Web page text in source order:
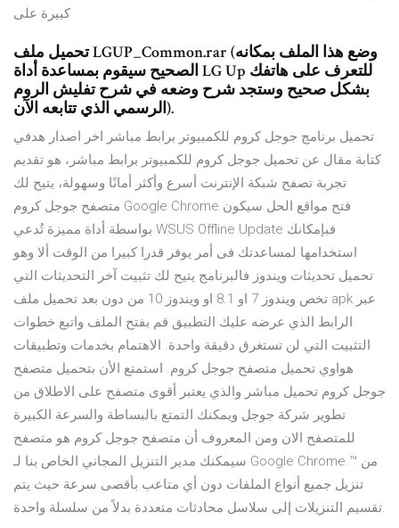
كبيرة على
تحميل ملف LGUP_Common.rar (وضع هذا الملف بمكانه
الصحيح سيقوم بمساعدة أداة LG Up للتعرف على هاتفك
بشكل صحيح وستجد شرح وضعه في شرح تفليش الروم
الرسمي الذي تتابعه الآن).
تحميل برنامج جوجل كروم للكمبيوتر برابط مباشر اخر اصدار هدفي
كتابة مقال عن تحميل جوجل كروم للكمبيوتر برابط مباشر، هو تقديم
تجربة تصفح شبكة الإنترنت أسرع وأكثر أمانًا وسهولة، يتيح لك
متصفح جوجل كروم Google Chrome فتح مواقع الحل سيكون
بواسطة أداة مميزة تُدعي WSUS Offline Update فبإمكانك
استخدامها لمساعدتك فى أمر يوفر قدرا كبيرا من الوقت ألا وهو
تحميل تحديثات ويندوز فالبرنامج يتيح لك تثبيت آخر التحديثات التي
تخص ويندوز 7 او 8.1 او ويندوز 10 من دون بعد تحميل ملف apk عبر
الرابط الذي عرضه عليك التطبيق قم بفتح الملف واتبع خطوات
التثبيت التي لن تستغرق دقيقة واحدة. الاهتمام بخدمات وتطبيقات
هواوي تحميل متصفح جوجل كروم. استمتع الأن بتحميل متصفح
جوجل كروم تحميل مباشر والذي يعتبر أقوى متصفح على الاطلاق من
تطوير شركة جوجل ويمكنك التمتع بالبساطة والسرعة الكبيرة
للمتصفح الان ومن المعروف أن متصفح جوجل كروم هو متصفح
سيمكنك مدير التنزيل المجاني الخاص بنا لـ Google Chrome ™ من
تنزيل جميع أنواع الملفات دون أي متاعب بأقصى سرعة حيث يتم
تقسيم التنزيلات إلى سلاسل محادثات متعددة بدلاً من سلسلة واحدة.